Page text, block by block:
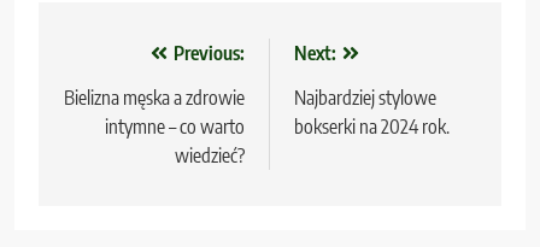
Nawigacja
wpisu
Previous:
Bielizna męska a zdrowie
intymne – co warto
wiedzieć?
Next:
Najbardziej stylowe
bokserki na 2024 rok.